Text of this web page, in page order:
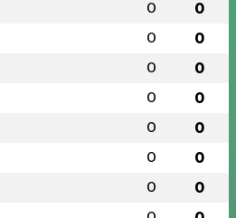
0 0
0 0
0 0
0 0
0 0
0 0
0 0